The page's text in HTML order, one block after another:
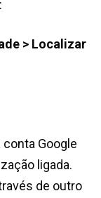
> Localizar
Google
ligada.
de outro